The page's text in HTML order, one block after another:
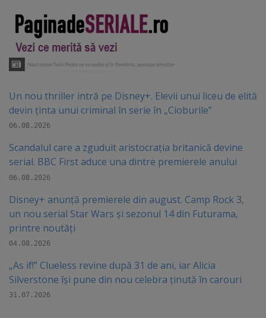
Un nou thriller intră pe Disney+. Elevii unui liceu de elită
devin ținta unui criminal în serie în „Cioburile”
06.08.2026
Scandalul care a zguduit aristocrația britanică devine
serial. BBC First aduce una dintre premierele anului
06.08.2026
Disney+ anunță premierele din august. Camp Rock 3,
un nou serial Star Wars și sezonul 14 din Futurama,
printre noutăți
04.08.2026
„As if!” Clueless revine după 31 de ani, iar Alicia
Silverstone își pune din nou celebra ținută în carouri
31.07.2026